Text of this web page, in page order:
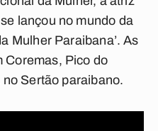
lançou no mundo da
Mulher Paraibana’. As
Coremas, Pico do
Sertão paraibano.